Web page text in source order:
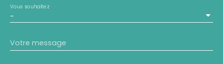
-
Vous souhaitez
Votre message